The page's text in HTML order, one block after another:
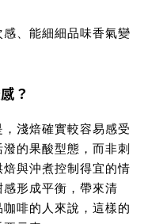
、能細細品味香氣變
？
，淺焙確實較容易感受
的果酸型態，而非刺
與沖煮控制得宜的情
形成平衡，帶來清
啡的人來說，這樣的